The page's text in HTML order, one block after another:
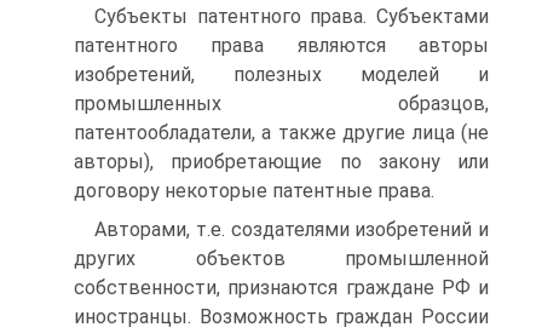
Субъекты патентного права. Субъектами
патентного права являются авторы
изобретений, полезных моделей и
промышленных образцов,
патентообладатели, а также другие лица (не
авторы), приобретающие по закону или
договору некоторые патентные права.
Авторами, т.е. создателями изобретений и
других объектов промышленной
собственности, признаются граждане РФ и
иностранцы. Возможность граждан России